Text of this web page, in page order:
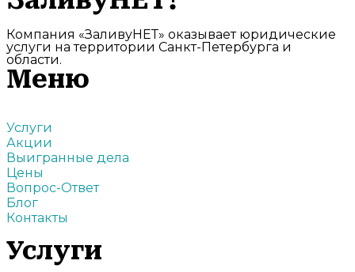
Компания «ЗаливуНЕТ» оказывает юридические
услуги на территории Санкт-Петербурга и
области.
Меню
Услуги
Акции
Выигранные дела
Цены
Вопрос-Ответ
Блог
Контакты
Услуги